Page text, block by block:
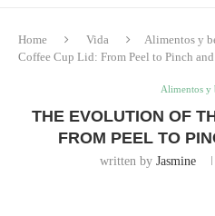
Home Vida Alimentos y
Coffee Cup Lid: From Peel to Pinch
Alimentos y
THE EVOLUTION OF
FROM PEEL TO
written by Jasmine